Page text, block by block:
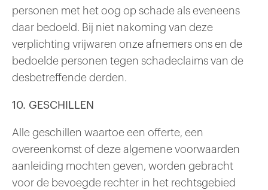
personen met het oog op schade als eveneens
daar bedoeld. Bij niet nakoming van deze
verplichting vrijwaren onze afnemers ons en de
bedoelde personen tegen schadeclaims van de
desbetreffende derden.
10. GESCHILLEN
Alle geschillen waartoe een offerte, een
overeenkomst of deze algemene voorwaarden
aanleiding mochten geven, worden gebracht
voor de bevoegde rechter in het rechtsgebied